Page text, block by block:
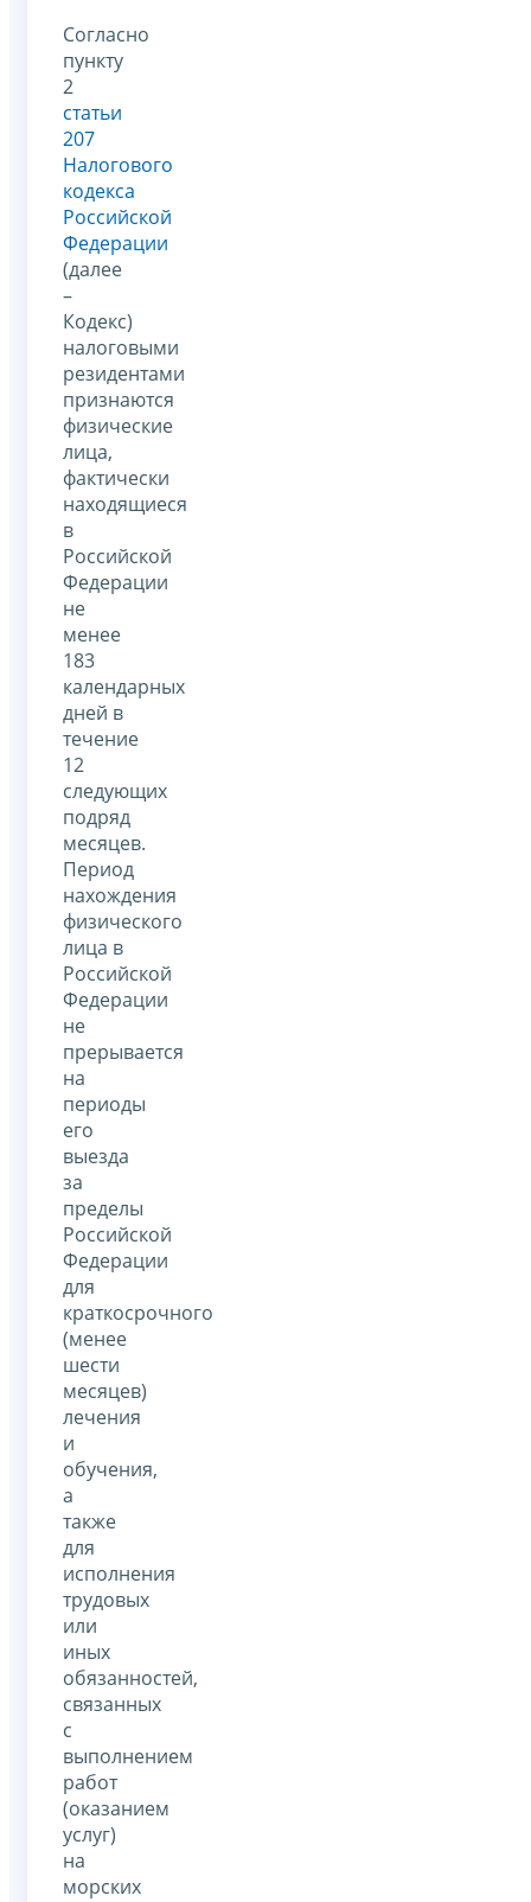
Согласно
пункту
2
статьи
207
Налогового
кодекса
Российской
Федерации
(далее
–
Кодекс)
налоговыми
резидентами
признаются
физические
лица,
фактически
находящиеся
в
Российской
Федерации
не
менее
183
календарных
дней в
течение
12
следующих
подряд
месяцев.
Период
нахождения
физического
лица в
Российской
Федерации
не
прерывается
на
периоды
его
выезда
за
пределы
Российской
Федерации
для
краткосрочного
(менее
шести
месяцев)
лечения
и
обучения,
а
также
для
исполнения
трудовых
или
иных
обязанностей,
связанных
с
выполнением
работ
(оказанием
услуг)
на
морских